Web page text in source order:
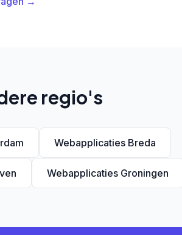
regio's
Webapplicaties Breda
Webapplicaties Groningen